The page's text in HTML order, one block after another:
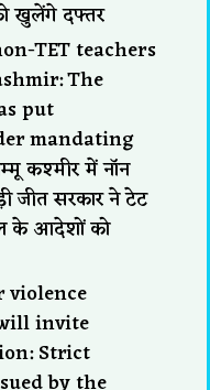
खुलेंगे दफ्तर
TET teachers
The
put
mandating
कश्मीर में नॉन
जीत सरकार ने टेट
के आदेशों को
violence
invite
Strict